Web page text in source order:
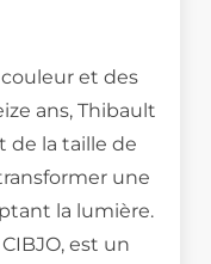
et des
ans, Thibault
de la taille de
une
la lumière.
est un